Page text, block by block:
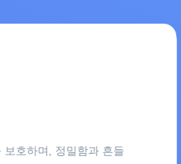
호하며, 정밀함과 흔들